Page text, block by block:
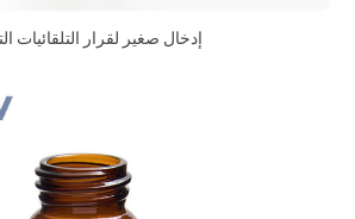
إدخال صغير لقرار التلقائيات